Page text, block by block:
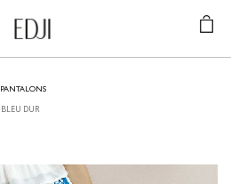
PANTALONS
BLEU DUR